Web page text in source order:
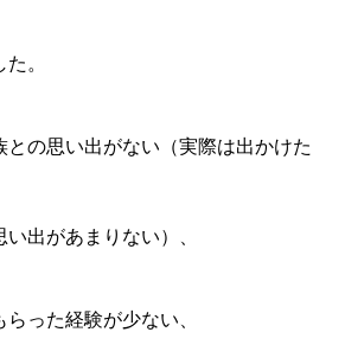
。
との思い出がない（実際は出かけた
出があまりない）、
った経験が少ない、